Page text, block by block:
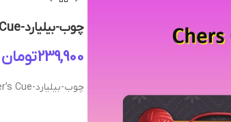
چوب-بیلیارد-Cher’s Cue
تومان
چوب-بیلیارد-Cher’s Cue